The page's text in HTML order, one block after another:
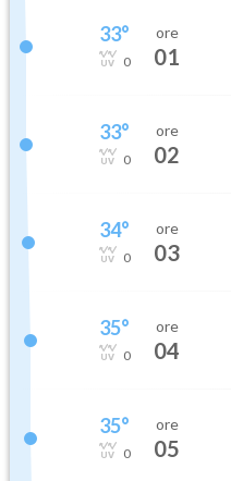
33°
0
ore
01
33°
0
ore
02
34°
0
ore
03
35°
0
ore
04
35°
0
ore
05